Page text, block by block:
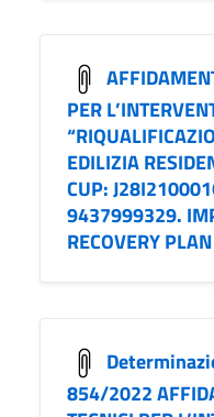
PER
EDILIZIA
CUP:
9437999329.
RECOVERY
854/2022